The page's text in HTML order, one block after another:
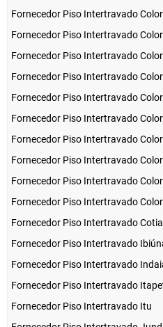
Fornecedor Piso Intertravado
Fornecedor Piso Intertravado
Fornecedor Piso Intertravado
Fornecedor Piso Intertravado
Fornecedor Piso Intertravado
Fornecedor Piso Intertravado
Fornecedor Piso Intertravado
Fornecedor Piso Intertravado
Fornecedor Piso Intertravado
Fornecedor Piso Intertravado
Fornecedor Piso Intertravado Cotia
Fornecedor Piso Intertravado
Fornecedor Piso Intertravado
Fornecedor Piso Intertravado
Fornecedor Piso Intertravado Itu